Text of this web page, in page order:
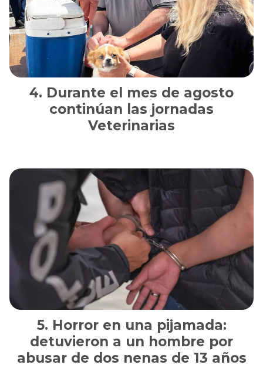
Durante el mes de agosto
continúan las jornadas
Veterinarias
Horror en una pijamada:
detuvieron a un hombre por
abusar de dos nenas de 13 años